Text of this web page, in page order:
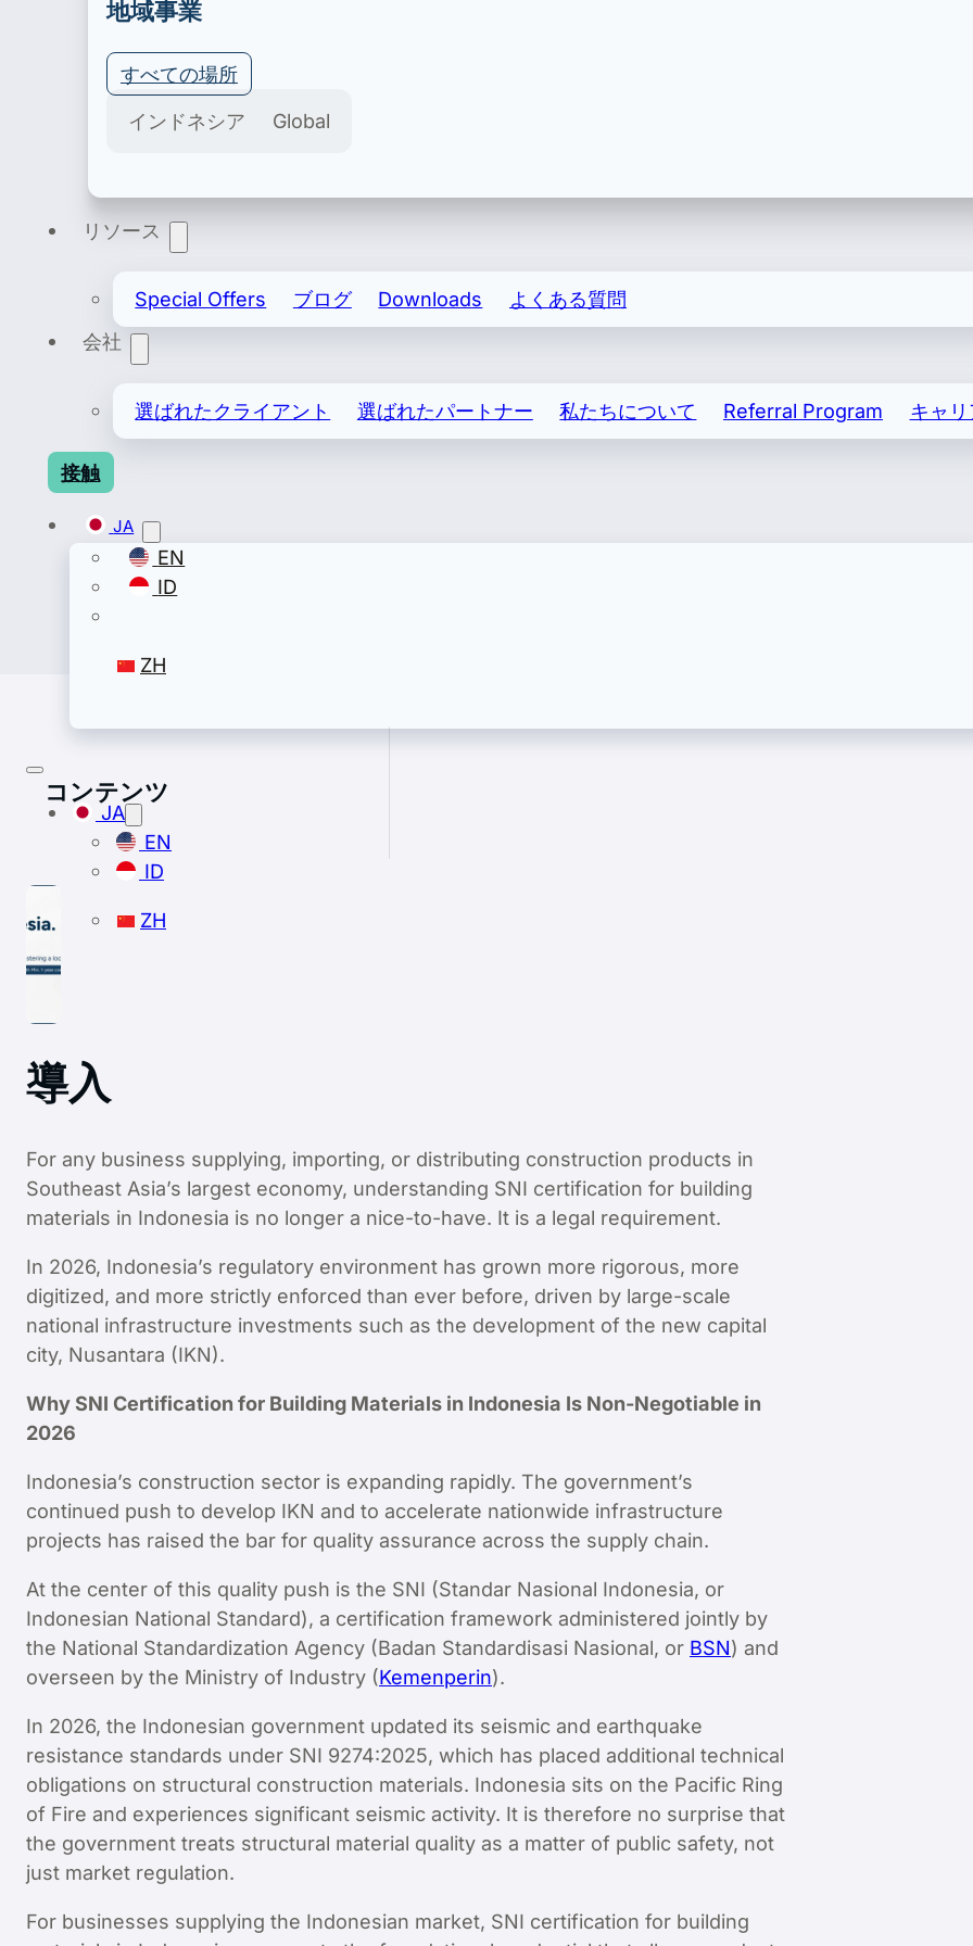
Export & Import
地域事業
すべての場所
インドネシア
Global
リソース
Special Offers ブログ Downloads
よくある質問
会社
選ばれたクライアント 選ばれたパートナー 私たちについて Referral Program キャリ
接触
JA
EN
ID
ZH
JA
EN
ID
ZH
コンテンツ
導入
For any business supplying, importing, or distributing construction products in
Southeast Asia’s largest economy, understanding SNI certification for building
materials in Indonesia is no longer a nice-to-have. It is a legal requirement.
In 2026, Indonesia’s regulatory environment has grown more rigorous, more
digitized, and more strictly enforced than ever before, driven by large-scale
national infrastructure investments such as the development of the new capital
city, Nusantara (IKN).
Why SNI Certification for Building Materials in Indonesia Is Non-Negotiable in
2026
Indonesia’s construction sector is expanding rapidly. The government’s
continued push to develop IKN and to accelerate nationwide infrastructure
projects has raised the bar for quality assurance across the supply chain.
At the center of this quality push is the SNI (Standar Nasional Indonesia, or
Indonesian National Standard), a certification framework administered jointly by
the National Standardization Agency (Badan Standardisasi Nasional, or BSN) and
overseen by the Ministry of Industry (Kemenperin).
In 2026, the Indonesian government updated its seismic and earthquake
resistance standards under SNI 9274:2025, which has placed additional technical
obligations on structural construction materials. Indonesia sits on the Pacific Ring
of Fire and experiences significant seismic activity. It is therefore no surprise that
the government treats structural material quality as a matter of public safety, not
just market regulation.
For businesses supplying the Indonesian market, SNI certification for building